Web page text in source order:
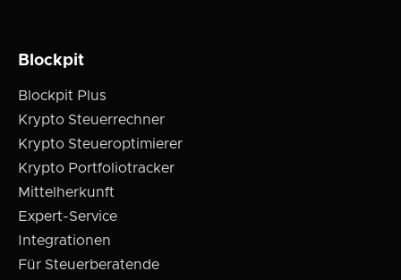
Blockpit
Blockpit Plus
Krypto Steuerrechner
Krypto Steueroptimierer
Krypto Portfoliotracker
Mittelherkunft
Expert-Service
Integrationen
Für Steuerberatende